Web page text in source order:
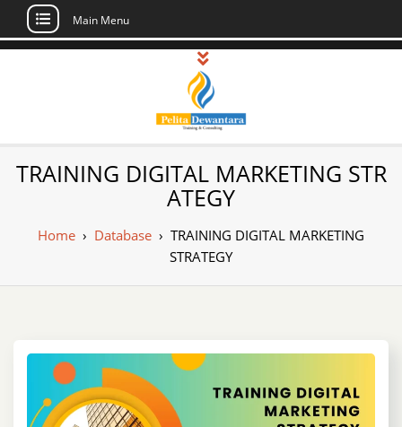
Skip
Main Menu
Pusat Pelatihan
dan Sertifikasi –
Daftar Training
Indonesia
Sertifikasi di Indonesia
TRAINING DIGITAL MARKETING STR
ATEGY
Home › Database › TRAINING DIGITAL MARKETING
STRATEGY